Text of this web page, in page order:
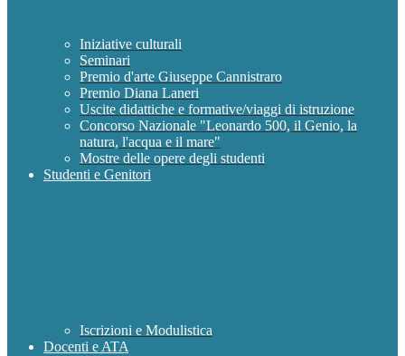
Iniziative culturali
Seminari
Premio d'arte Giuseppe Cannistraro
Premio Diana Laneri
Uscite didattiche e formative/viaggi di istruzione
Concorso Nazionale "Leonardo 500, il Genio, la
natura, l'acqua e il mare"
Mostre delle opere degli studenti
Studenti e Genitori
Iscrizioni e Modulistica
Docenti e ATA